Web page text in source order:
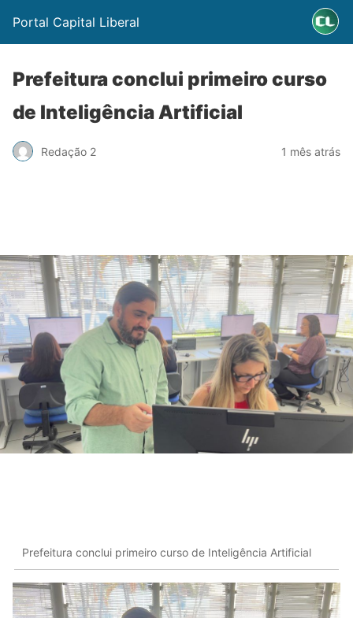
Portal Capital Liberal
Prefeitura conclui primeiro curso
de Inteligência Artificial
Redação 2 1 mês atrás
Prefeitura conclui primeiro curso de Inteligência Artificial